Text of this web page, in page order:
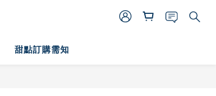
甜點訂購需知